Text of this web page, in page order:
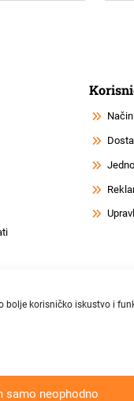
bolje korisničko iskustvo i
samo neophodno
suﬁnanciranog iz